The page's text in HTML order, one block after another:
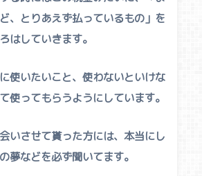
、とりあえず払っているもの」を
はしていきます。
使いたいこと、使わないといけな
使ってもらうようにしています。
いさせて貰った方には、本当にし
夢などを必ず聞いてます。